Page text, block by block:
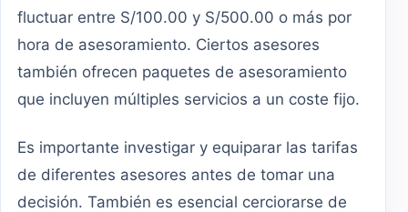
fluctuar entre S/100.00 y S/500.00 o más por
hora de asesoramiento. Ciertos asesores
también ofrecen paquetes de asesoramiento
que incluyen múltiples servicios a un coste fijo.
Es importante investigar y equiparar las tarifas
de diferentes asesores antes de tomar una
decisión. También es esencial cerciorarse de